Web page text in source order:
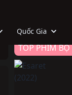
Quốc Gia
TOP PHIM BỘ